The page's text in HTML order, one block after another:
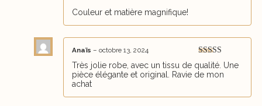
Couleur et matière magnifique!
Note5 sur 5
Anaïs – octobre 13, 2024
Très jolie robe, avec un tissu de qualité. Une
pièce élégante et original. Ravie de mon
achat